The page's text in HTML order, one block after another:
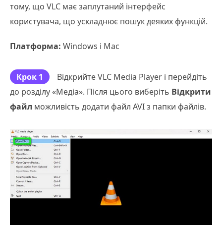
тому, що VLC має заплутаний інтерфейс
користувача, що ускладнює пошук деяких функцій.
Платформа: Windows і Mac
Крок 1
Відкрийте VLC Media Player і перейдіть
до розділу «Медіа». Після цього виберіть Відкрити
файл можливість додати файл AVI з папки файлів.